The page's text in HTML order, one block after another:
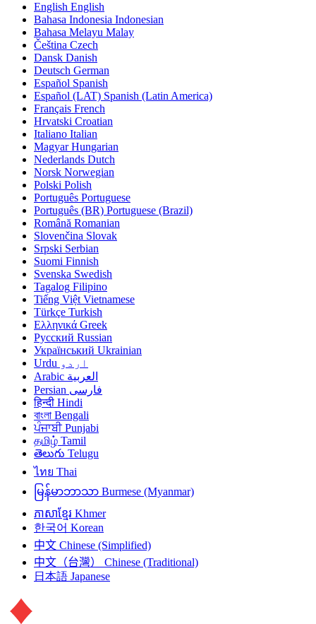
English English
Bahasa Indonesia Indonesian
Bahasa Melayu Malay
Čeština Czech
Dansk Danish
Deutsch German
Español Spanish
Español (LAT) Spanish (Latin America)
Français French
Hrvatski Croatian
Italiano Italian
Magyar Hungarian
Nederlands Dutch
Norsk Norwegian
Polski Polish
Português Portuguese
Português (BR) Portuguese (Brazil)
Română Romanian
Slovenčina Slovak
Srpski Serbian
Suomi Finnish
Svenska Swedish
Tagalog Filipino
Tiếng Việt Vietnamese
Türkçe Turkish
Ελληνικά Greek
Русский Russian
Український Ukrainian
اردو Urdu
العربية Arabic
فارسی Persian
हिन्दी Hindi
বাংলা Bengali
ਪੰਜਾਬੀ Punjabi
தமிழ் Tamil
తెలుగు Telugu
ไทย Thai
မြန်မာဘာသာ Burmese (Myanmar)
ភាសាខ្មែរ Khmer
한국어 Korean
中文 Chinese (Simplified)
中文（台灣）
Chinese (Traditional)
日本語 Japanese